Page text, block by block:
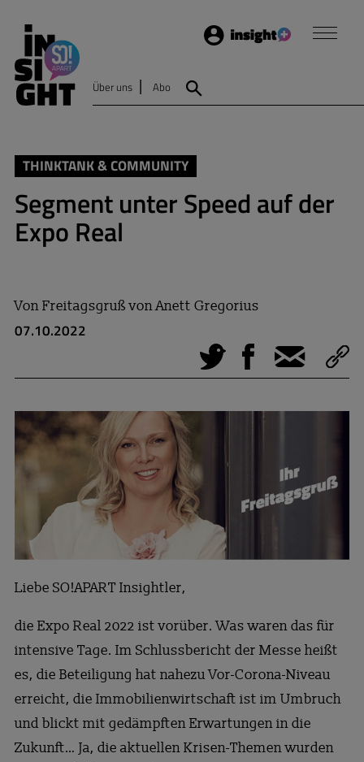
Login
Über uns Abo
THINKTANK & COMMUNITY
Segment unter Speed auf der
Expo Real
VonFreitagsgruß von Anett Gregorius
07.10.2022
Tweet Facebook
E-Mail
Liebe SO!APART Insightler,
die Expo Real 2022 ist vorüber. Was waren das für
intensive Tage. Im Schlussbericht der Messe heißt
es, die Beteiligung hat nahezu Vor-Corona-Niveau
erreicht, die Immobilienwirtschaft ist im Umbruch
und blickt mit gedämpften Erwartungen in die
Zukunft… Ja, die aktuellen Krisen-Themen wurden